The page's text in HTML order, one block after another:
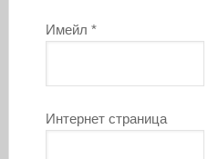
Имейл *
Интернет страница